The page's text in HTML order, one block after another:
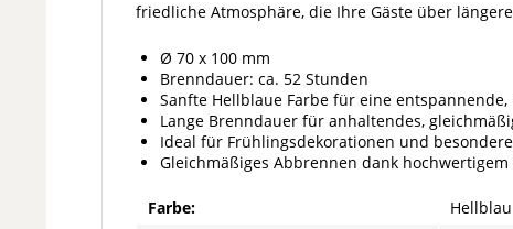
friedliche Atmosphäre, die Ihre Gäste über
Ø 70 x 100 mm
Brenndauer: ca. 52 Stunden
Sanfte Hellblaue Farbe für eine
Lange Brenndauer für anhaltendes,
Ideal für Frühlingsdekorationen und
Gleichmäßiges Abbrennen dank hochwertigem
Farbe:
Hellblau